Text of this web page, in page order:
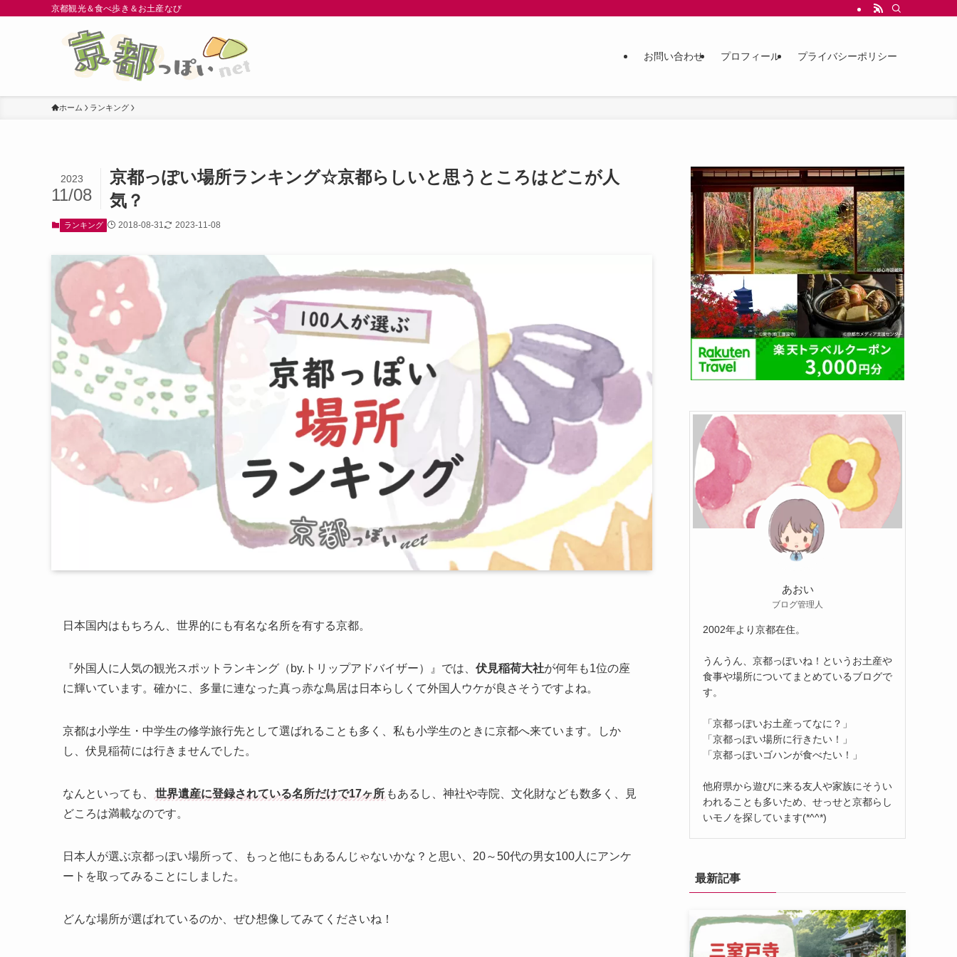
京都観光＆食べ歩き＆お土産なび
お問い合わせ プロフィール プライバシーポリシー
ホーム ランキング
京都っぽい場所ランキング☆京都らしいと思うところはどこが人
気？
2023
11/08
ランキング 2018-08-31 2023-11-08
日本国内はもちろん、世界的にも有名な名所を有する京都。
『外国人に人気の観光スポットランキング（by.トリップアドバイザー）』では、 伏見稲荷大社が何年も1位の座
に輝いています。確かに、多量に連なった真っ赤な鳥居は日本らしくて外国人ウケが良さそうですよね。
京都は小学生・中学生の修学旅行先として選ばれることも多く、私も小学生のときに京都へ来ています。しか
し、伏見稲荷には行きませんでした。
なんといっても、 世界遺産に登録されている名所だけで17ヶ所 もあるし、神社や寺院、文化財なども数多く、見
どころは満載なのです。
日本人が選ぶ京都っぽい場所って、もっと他にもあるんじゃないかな？と思い、20～50代の男女100人にアンケ
ートを取ってみることにしました。
どんな場所が選ばれているのか、ぜひ想像してみてくださいね！
あおい
ブログ管理人
2002年より京都在住。
うんうん、京都っぽいね！というお土産や
食事や場所についてまとめているブログで
す。
「京都っぽいお土産ってなに？」
「京都っぽい場所に行きたい！」
「京都っぽいゴハンが食べたい！」
他府県から遊びに来る友人や家族にそうい
われることも多いため、せっせと京都らし
いモノを探しています(*^^*)
最新記事